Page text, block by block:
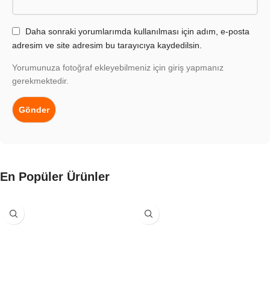
Daha sonraki yorumlarımda kullanılması için adım, e-posta
adresim ve site adresim bu tarayıcıya kaydedilsin.
Yorumunuza fotoğraf ekleyebilmeniz için giriş yapmanız
gerekmektedir.
En Popüler Ürünler